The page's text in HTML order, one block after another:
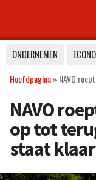
ONDERNEMEN
Hoofdpagina» NAVO
NAVO
op tot
staat